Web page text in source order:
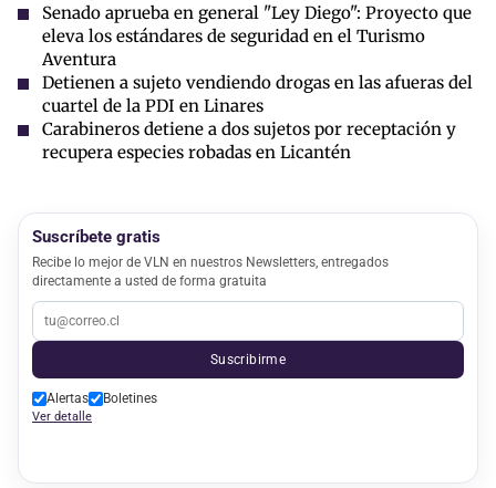
Senado aprueba en general "Ley Diego": Proyecto que
eleva los estándares de seguridad en el Turismo
Aventura
Detienen a sujeto vendiendo drogas en las afueras del
cuartel de la PDI en Linares
Carabineros detiene a dos sujetos por receptación y
recupera especies robadas en Licantén
Suscríbete gratis
Recibe lo mejor de VLN en nuestros Newsletters, entregados
directamente a usted de forma gratuita
Suscribirme
Alertas Boletines
Ver detalle